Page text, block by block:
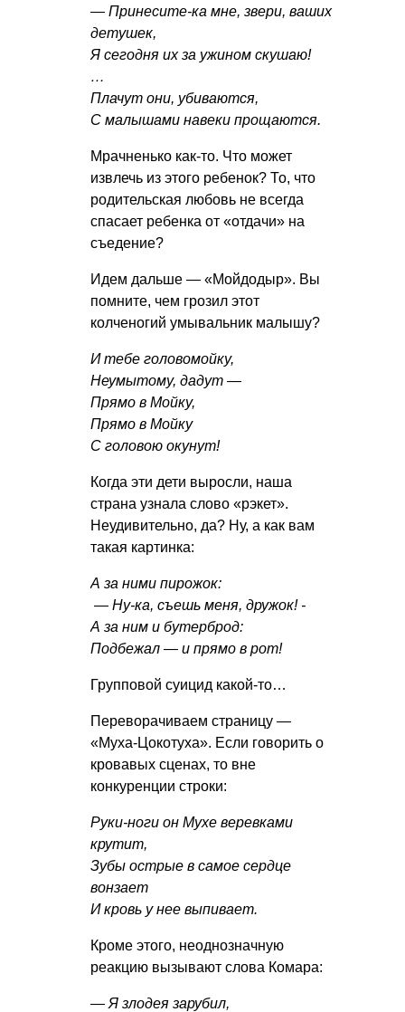
— Принесите-ка мне, звери, ваших
детушек,
Я сегодня их за ужином скушаю!
…
Плачут они, убиваются,
С малышами навеки прощаются.
Мрачненько как-то. Что может
извлечь из этого ребенок? То, что
родительская любовь не всегда
спасает ребенка от «отдачи» на
съедение?
Идем дальше — «Мойдодыр». Вы
помните, чем грозил этот
колченогий умывальник малышу?
И тебе головомойку,
Неумытому, дадут —
Прямо в Мойку,
Прямо в Мойку
С головою окунут!
Когда эти дети выросли, наша
страна узнала слово «рэкет».
Неудивительно, да? Ну, а как вам
такая картинка:
А за ними пирожок:
— Ну-ка, съешь меня, дружок! -
А за ним и бутерброд:
Подбежал — и прямо в рот!
Групповой суицид какой-то…
Переворачиваем страницу —
«Муха-Цокотуха». Если говорить о
кровавых сценах, то вне
конкуренции строки:
Руки-ноги он Мухе веревками
крутит,
Зубы острые в самое сердце
вонзает
И кровь у нее выпивает.
Кроме этого, неоднозначную
реакцию вызывают слова Комара:
— Я злодея зарубил,